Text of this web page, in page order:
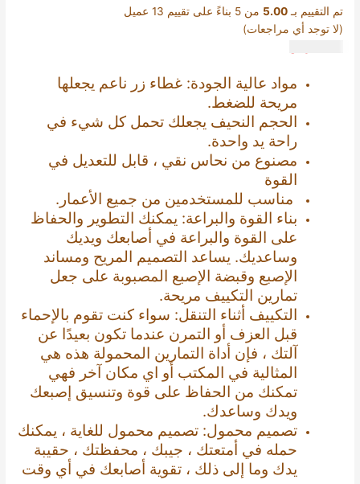
تم التقييم بـ5.00 من 5 بناءً على تقييم 13 عميل
(لا توجد أي مراجعات)
مواد عالية الجودة: غطاء زر ناعم يجعلها
مريحة للضغط.
الحجم النحيف يجعلك تحمل كل شيء في
راحة يد واحدة.
مصنوع من نحاس نقي ، قابل للتعديل في
القوة
مناسب للمستخدمين من جميع الأعمار.
بناء القوة والبراعة: يمكنك التطوير والحفاظ
على القوة والبراعة في أصابعك ويديك
وساعديك. يساعد التصميم المريح ومساند
الإصبع وقبضة الإصبع المصبوبة على جعل
تمارين التكييف مريحة.
التكييف أثناء التنقل: سواء كنت تقوم بالإحماء
قبل العزف أو التمرن عندما تكون بعيدًا عن
آلتك ، فإن أداة التمارين المحمولة هذه هي
المثالية في المكتب أو اي مكان آخر فهي
تمكنك من الحفاظ على قوة وتنسيق إصبعك
ويدك وساعدك.
تصميم محمول: تصميم محمول للغاية ، يمكنك
حمله في أمتعتك ، جيبك ، محفظتك ، حقيبة
يدك وما إلى ذلك ، تقوية أصابعك في أي وقت